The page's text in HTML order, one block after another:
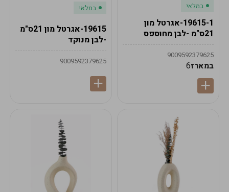
במלאי
19615-1-אגרטל מון
21ס"מ -לבן מחוספס
9009592379625
במארז6
במלאי
19615-אגרטל מון 21ס"מ
-לבן מנוקד
9009592379625